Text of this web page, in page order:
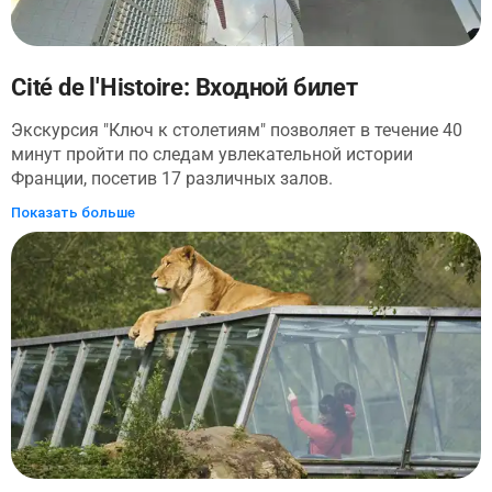
искателям приключений.
Cité de l'Histoire: Входной билет
Экскурсия "Ключ к столетиям" позволяет в течение 40
минут пройти по следам увлекательной истории
Франции, посетив 17 различных залов.
Квалифицированные актеры проведут вас через 12
веков истории, создавая захватывающий
четырехмерный сенсорный опыт, озвученный Франком
Ферраном. Загляните в кабинет, принадлежавший
генералу де Голлю, войдите в походную палатку
Наполеона 1-го и посетите столярную мастерскую XVIII
века. Это событие было создано Франком Ферраном,
режиссером Тьерри Ретифом и спродюсировано
компанией Amaclio Productions, известной своими
иммерсивными историческими шоу.
Показать больше